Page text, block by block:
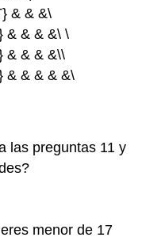
& & &\
& & & &\ \
& & & &\\
& & & & &\
las preguntas 11 y
menor de 17